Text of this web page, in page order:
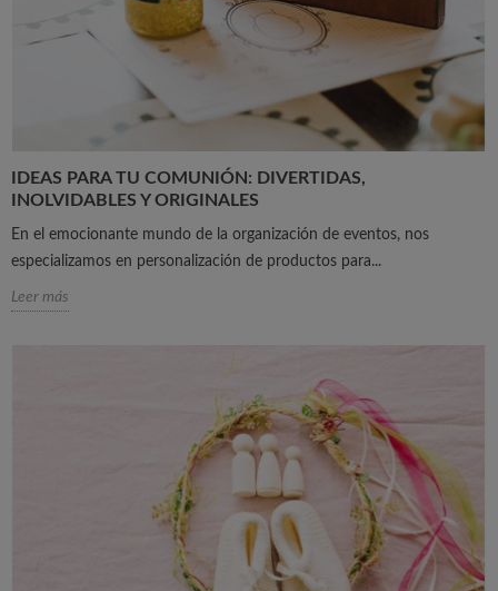
IDEAS PARA TU COMUNIÓN: DIVERTIDAS,
INOLVIDABLES Y ORIGINALES
En el emocionante mundo de la organización de eventos, nos
especializamos en personalización de productos para...
Leer más